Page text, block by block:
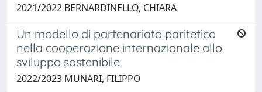
2021/2022 BERNARDINELLO, CHIARA
Un modello di partenariato paritetico
nella cooperazione internazionale allo
sviluppo sostenibile
2022/2023 MUNARI, FILIPPO